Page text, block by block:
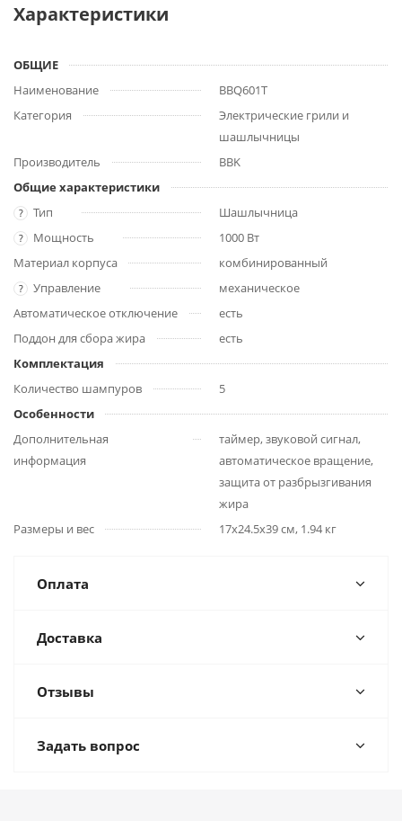
Характеристики
ОБЩИЕ
Наименование
BBQ601T
Категория
Электрические грили и
шашлычницы
Производитель
BBK
Общие характеристики
? Тип Шашлычница
? Мощность
1000 Вт
Материал корпуса
комбинированный
? Управление
механическое
Автоматическое отключение
есть
Поддон для сбора жира
есть
Комплектация
Количество шампуров
5
Особенности
Дополнительная
информация
таймер, звуковой сигнал,
автоматическое вращение,
защита от разбрызгивания
жира
Размеры и вес
17x24.5x39 см, 1.94 кг
Оплата
Доставка
Отзывы
Задать вопрос